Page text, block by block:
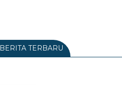
BERITA TERBARU